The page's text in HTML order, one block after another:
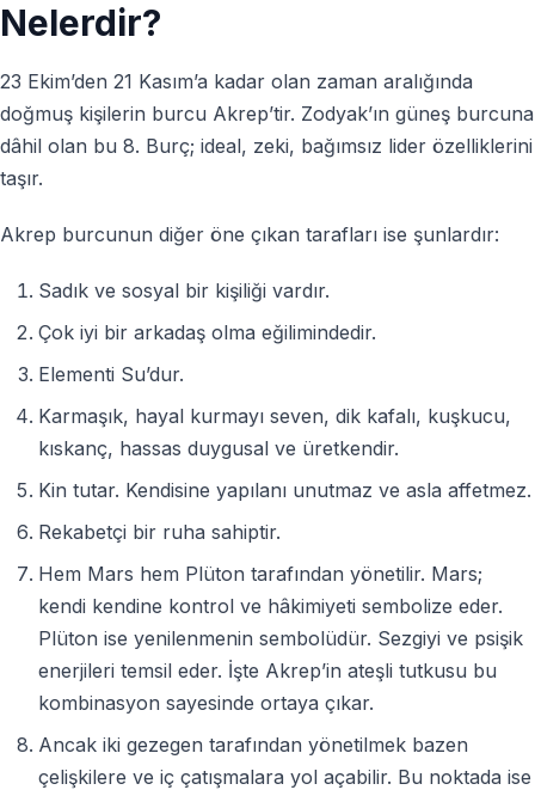
Nelerdir?
23 Ekim’den 21 Kasım’a kadar olan zaman aralığında
doğmuş kişilerin burcu Akrep’tir. Zodyak’ın güneş burcuna
dâhil olan bu 8. Burç; ideal, zeki, bağımsız lider özelliklerini
taşır.
Akrep burcunun diğer öne çıkan tarafları ise şunlardır:
Sadık ve sosyal bir kişiliği vardır.
Çok iyi bir arkadaş olma eğilimindedir.
Elementi Su’dur.
Karmaşık, hayal kurmayı seven, dik kafalı, kuşkucu,
kıskanç, hassas duygusal ve üretkendir.
Kin tutar. Kendisine yapılanı unutmaz ve asla affetmez.
Rekabetçi bir ruha sahiptir.
Hem Mars hem Plüton tarafından yönetilir. Mars;
kendi kendine kontrol ve hâkimiyeti sembolize eder.
Plüton ise yenilenmenin sembolüdür. Sezgiyi ve psişik
enerjileri temsil eder. İşte Akrep’in ateşli tutkusu bu
kombinasyon sayesinde ortaya çıkar.
Ancak iki gezegen tarafından yönetilmek bazen
çelişkilere ve iç çatışmalara yol açabilir. Bu noktada ise